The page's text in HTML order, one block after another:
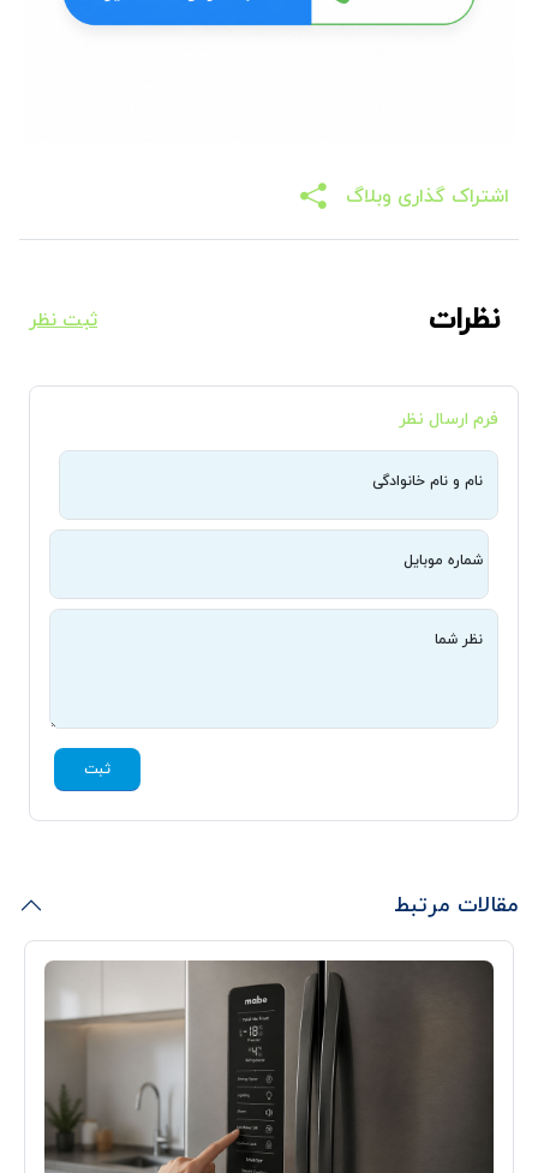
اشتراک گذاری وبلاگ
نظرات ثبت نظر
فرم ارسال نظر
نام و نام خانوادگی
شماره موبایل
نظر شما
ثبت
مقالات مرتبط